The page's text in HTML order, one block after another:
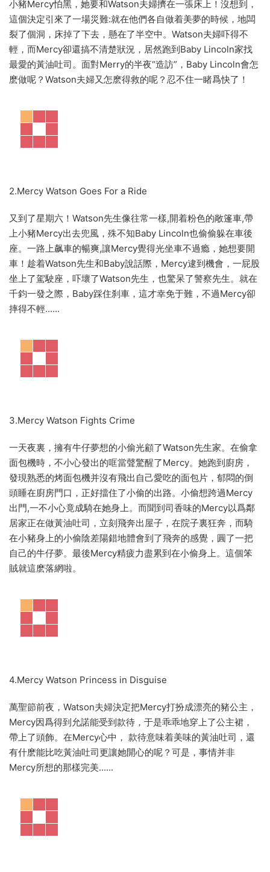
小豬Mercy怕黑，她要和Watson夫婦擠在一張床上！沒想到，
這個決定引來了一場災難:就在他們各自做着美夢的時候，地闆
裂了個洞，床掉了下去，懸在了半空中。Watson夫婦吓得不
輕，而Mercy卻還搞不清楚狀況，居然跑到Baby Lincoln家找
最愛的黃油吐司。面對Merry的半夜“造訪”，Baby Lincoln會怎
麽做呢？Watson夫婦又怎麽得救的呢？忍不住一睹爲快了！
2.Mercy Watson Goes For a Ride
又到了星期六！Watson先生像往常一樣,開着粉色的敞篷車,帶
上小豬Mercy出去兜風，殊不知Baby Lincoln也偷偷躲在車後
座。一路上飙車的暢爽,讓Mercy覺得光坐車不過瘾，她想要開
車！趁着Watson先生和Baby說話際，Mercy逮到機會，一屁股
坐上了駕駛座，吓壞了Watson先生，也驚呆了警察先生。就在
千鈞一發之際，Baby踩住刹車，這才幸免于難，不過Mercy卻
摔得不輕......
3.Mercy Watson Fights Crime
一天夜裏，擁有牛仔夢想的小偷光顧了Watson先生家。在偷拿
面包機時，不小心發出的哐當聲驚醒了Mercy。她跑到廚房，
發現熟悉的烤面包機并沒有飛出自己愛吃的面包片，郁悶的倒
頭睡在廚房門口，正好擋住了小偷的出路。小偷想跨過Mercy
出門,一不小心竟成騎在她身上。而聞到司香味的Mercy以爲鄰
居家正在做黃油吐司，立刻飛奔出屋子，在院子裏狂奔，而騎
在小豬身上的小偷陰差陽錯地體會到了飛奔的感覺，圓了一把
自己的牛仔夢。最後Mercy精疲力盡累到在小偷身上。這個笨
賊就這麽落網啦。
4.Mercy Watson Princess in Disguise
萬聖節前夜，Watson夫婦決定把Mercy打扮成漂亮的豬公主，
Mercy因爲得到允諾能受到款待，于是乖乖地穿上了公主裙，
帶上了頭飾。在Mercy心中， 款待意味着美味的黃油吐司，還
有什麽能比吃黃油吐司更讓她開心的呢？可是，事情并非
Mercy所想的那樣完美......